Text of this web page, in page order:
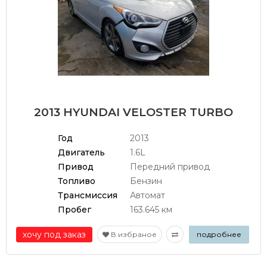
2013 HYUNDAI VELOSTER TURBO
Год
2013
Двигатель
1.6L
Привод
Передний привод
Топливо
Бензин
Трансмиссия
Автомат
Пробег
163.645 км
хочу под заказ В избраное подробнее